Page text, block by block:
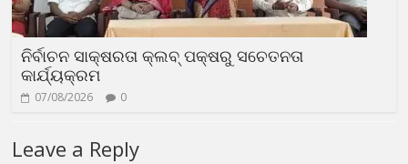
ନିର୍ବାଚନ ସାକ୍ଷରତା କ୍ଲବ୍ ପକ୍ଷରୁ ସଚେତନତା
କାର୍ଯ୍ୟକ୍ରମ
07/08/2026 0
Leave a Reply